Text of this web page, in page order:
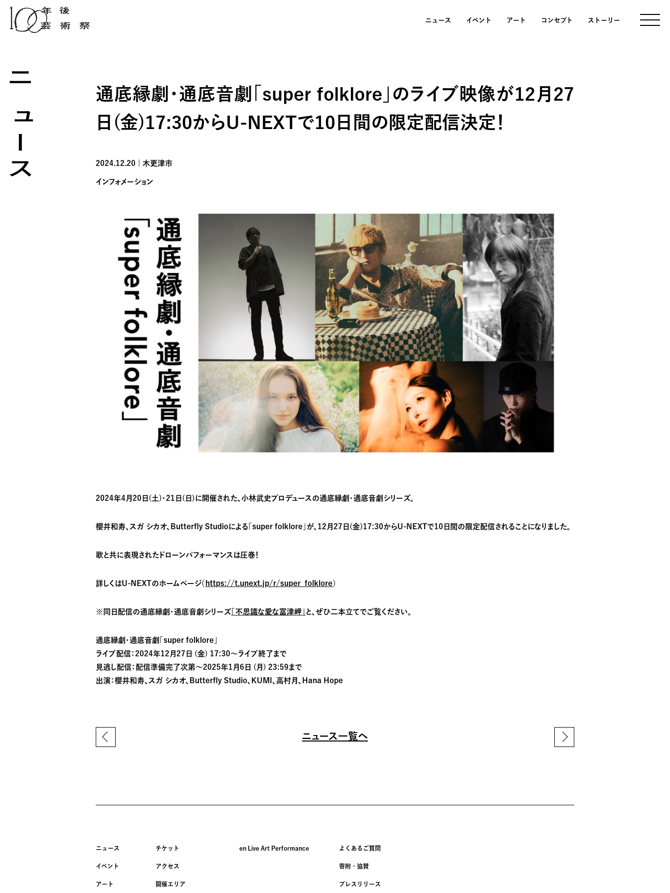
ニュース イベント アート コンセプト ストーリー
ニュース
通底縁劇・通底音劇「super folklore」のライブ映像が12月27
日(金)17:30からU-NEXTで10日間の限定配信決定！
2024.12.20 | 木更津市
インフォメーション
2024年4月20日(土)・21日(日)に開催された、小林武史プロデュースの通底縁劇・通底音劇シリーズ。
櫻井和寿、スガ シカオ、Butterfly Studioによる「super folklore」が、12月27日(金)17:30からU-NEXTで10日間の限定配信されることになりました。
歌と共に表現されたドローンパフォーマンスは圧巻！
詳しくはU-NEXTのホームページ（ https://t.unext.jp/r/super_folklore）
※同日配信の通底縁劇・通底音劇シリーズ 「不思議な愛な富津岬」 と、ぜひ二本立てでご覧ください。
通底縁劇・通底音劇「super folklore」
ライブ配信：2024年12月27日 (金) 17:30〜ライブ終了まで
見逃し配信：配信準備完了次第〜2025年1月6日 (月) 23:59まで
出演：櫻井和寿、スガ シカオ、Butterfly Studio、KUMI、高村月、Hana Hope
ニュース一覧へ
ニュース
イベント
アート
チケット
アクセス
開催エリア
en Live Art Performance よくあるご質問
寄附・協賛
プレスリリース